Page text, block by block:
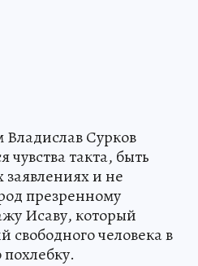
Сурков
чувства такта, быть
заявлениях и не
презренному
Исаву, который
свободного человека в